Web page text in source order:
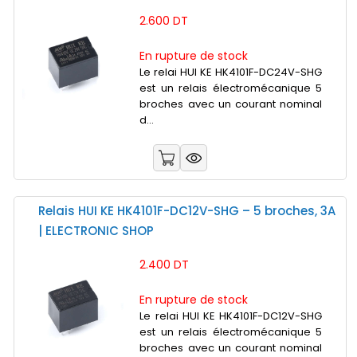
2.600 DT
En rupture de stock
Le relai HUI KE HK4101F-DC24V-SHG
est un relais électromécanique 5
broches avec un courant nominal
d...
Relais HUI KE HK4101F-DC12V-SHG – 5 broches, 3A
| ELECTRONIC SHOP
2.400 DT
En rupture de stock
Le relai HUI KE HK4101F-DC12V-SHG
est un relais électromécanique 5
broches avec un courant nominal